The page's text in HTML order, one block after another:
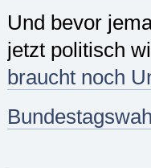
Und bevor
jetzt politisch
braucht noch